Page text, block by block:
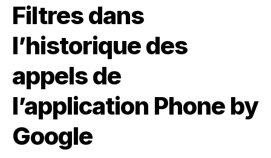
Filtres dans
l’historique des
appels de
l’application Phone by
Google